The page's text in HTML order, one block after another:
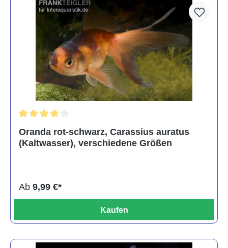
Oranda rot-schwarz, Carassius auratus
(Kaltwasser), verschiedene Größen
Ab 9,99 €*
Kaufen